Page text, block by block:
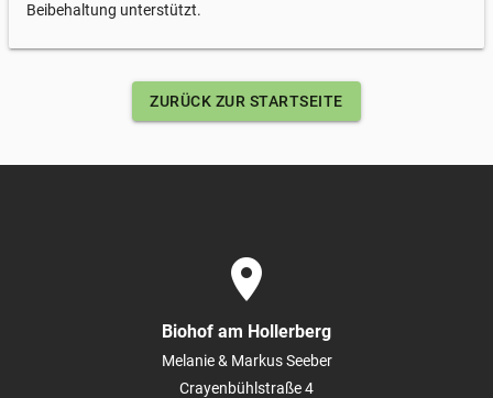
Beibehaltung unterstützt.
ZURÜCK ZUR STARTSEITE
place
Biohof am Hollerberg
Melanie & Markus Seeber
Crayenbühlstraße 4